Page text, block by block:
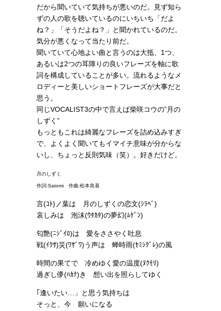
だから聞いていて気持ちが悪いのだ。見ず知ら
ずの人の歌を聴いているのにいちいち「だよ
ね？」「そうだよね？」と聞かれているのだ。
気分が悪くなって当たり前だ。
聞いていて心地よい曲と言うのは大抵、1つ、
あるいは2つの耳障りの良いフレーズを軸に歌
詞を構成していることが多い。流れるようなメ
ロディーと美しいショートフレーズが大事だと
思う。
同じVOCALIST3の中で言えば柴咲コウの”月の
しずく”
もっともこれは綺麗なフレーズを詰め込みすぎ
で、よくよく聞いてもイマイチ意味が分からな
いし、ちょっと反則気味（笑）。好きだけど。
月のしずく
作詞:Satomi 作曲:松本良喜
言(ｺﾄ)ノ葉は 月のしずくの恋文(ｼﾗﾍﾞ)
哀しみは 泡沫(ｳﾀｶﾀ)の夢幻(ﾑｹﾞﾝ)
匂艶(ﾆｼﾞｲﾛ)は 愛をささやく吐息
戦(ｲｸｻ)災(ﾜｻﾞﾜ)う声は 蝉時雨(ｾﾐｼｸﾞﾚ)の風
時間の果てで 冷めゆく愛の温度(ﾇｸﾓﾘ)
過ぎし儚(ﾊｶﾅ)き 想い出を照らしてゆく
｢逢いたい…」と思う気持ちは
そっと、今 願いになる